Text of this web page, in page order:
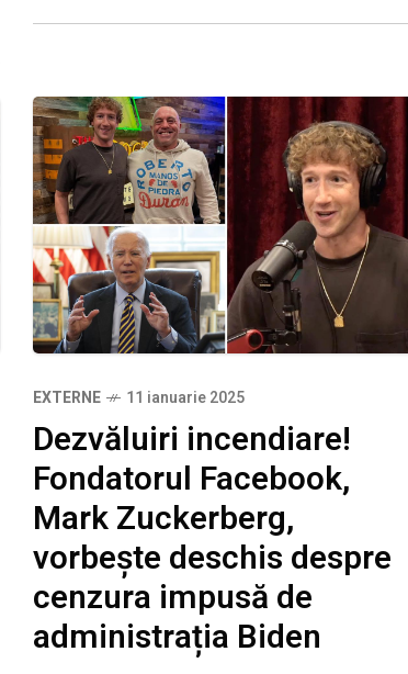
EXTERNE 11 ianuarie 2025
Dezvăluiri incendiare!
Fondatorul Facebook,
Mark Zuckerberg,
vorbește deschis despre
cenzura impusă de
administrația Biden